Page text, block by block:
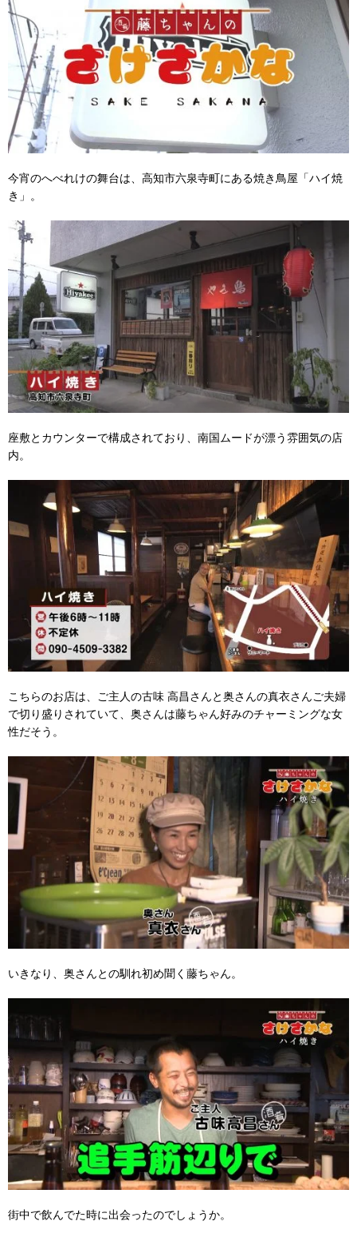
今宵のへべれけの舞台は、高知市六泉寺町にある焼き鳥屋「ハイ焼
き」。
座敷とカウンターで構成されており、南国ムードが漂う雰囲気の店
内。
こちらのお店は、ご主人の古味 高昌さんと奥さんの真衣さんご夫婦
で切り盛りされていて、奥さんは藤ちゃん好みのチャーミングな女
性だそう。
いきなり、奥さんとの馴れ初め聞く藤ちゃん。
街中で飲んでた時に出会ったのでしょうか。